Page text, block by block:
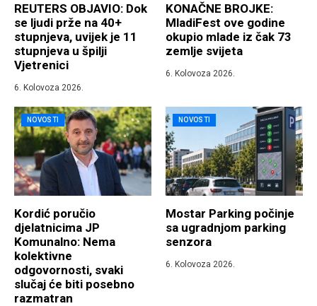
REUTERS OBJAVIO: Dok
se ljudi prže na 40+
stupnjeva, uvijek je 11
stupnjeva u špilji
Vjetrenici
6. Kolovoza 2026.
KONAČNE BROJKE:
MladiFest ove godine
okupio mlade iz čak 73
zemlje svijeta
6. Kolovoza 2026.
NOVOSTI
Kordić poručio
djelatnicima JP
Komunalno: Nema
kolektivne
odgovornosti, svaki
slučaj će biti posebno
razmatran
NOVOSTI
Mostar Parking počinje
sa ugradnjom parking
senzora
6. Kolovoza 2026.